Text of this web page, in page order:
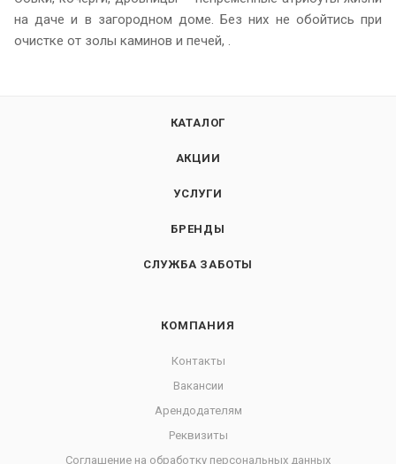
на даче и в загородном доме. Без них не обойтись при
очистке от золы каминов и печей, .
КАТАЛОГ
АКЦИИ
УСЛУГИ
БРЕНДЫ
СЛУЖБА ЗАБОТЫ
КОМПАНИЯ
Контакты
Вакансии
Арендодателям
Реквизиты
Соглашение на обработку персональных данных